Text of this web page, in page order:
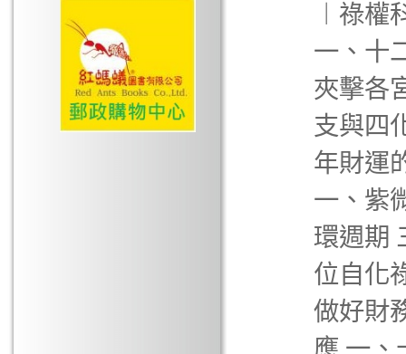
︱祿
一、十
夾擊各
支與四
年財運
一、紫
環週期
位自化
做好財